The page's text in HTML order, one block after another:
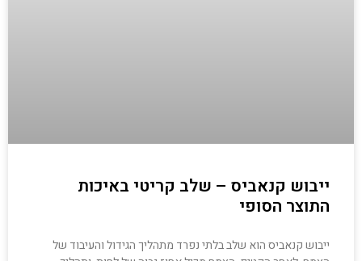
ייבוש קנאביס – שלב קריטי באיכות
התוצר הסופי
ייבוש קנאביס הוא שלב בלתי נפרד מתהליך הגידול והעיבוד של